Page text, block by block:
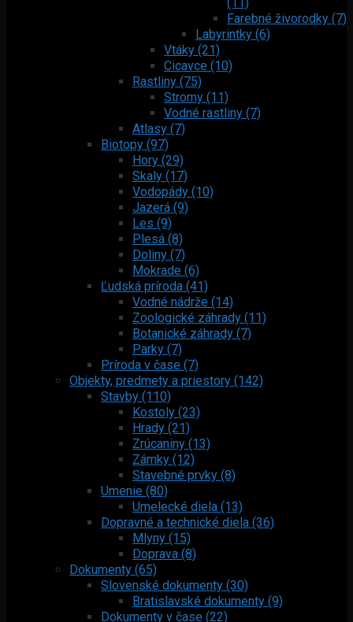
Farebné živorodky (7)
Labyrintky (6)
Vtáky (21)
Cicavce (10)
Rastliny (75)
Stromy (11)
Vodné rastliny (7)
Atlasy (7)
Biotopy (97)
Hory (29)
Skaly (17)
Vodopády (10)
Jazerá (9)
Les (9)
Plesá (8)
Doliny (7)
Mokrade (6)
Ľudská príroda (41)
Vodné nádrže (14)
Zoologické záhrady (11)
Botanické záhrady (7)
Parky (7)
Príroda v čase (7)
Objekty, predmety a priestory (142)
Stavby (110)
Kostoly (23)
Hrady (21)
Zrúcaniny (13)
Zámky (12)
Stavebné prvky (8)
Umenie (80)
Umelecké diela (13)
Dopravné a technické diela (36)
Mlyny (15)
Doprava (8)
Dokumenty (65)
Slovenské dokumenty (30)
Bratislavské dokumenty (9)
Dokumenty v čase (22)